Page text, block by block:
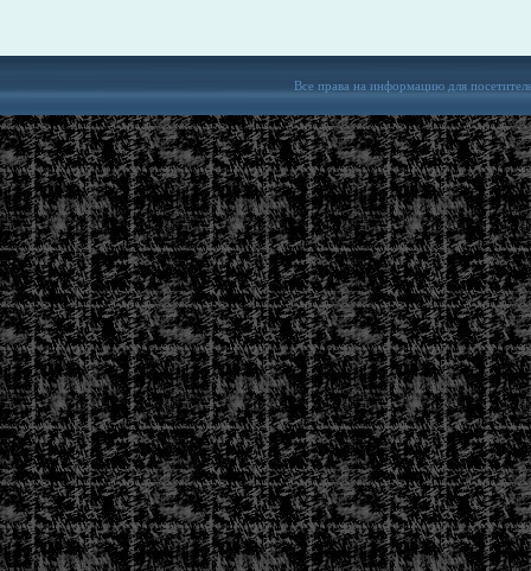
Все права на информацию для